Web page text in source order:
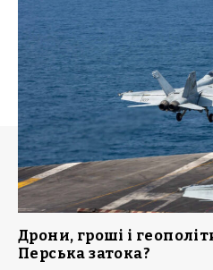
Дрони, гроші і
Перська затока?